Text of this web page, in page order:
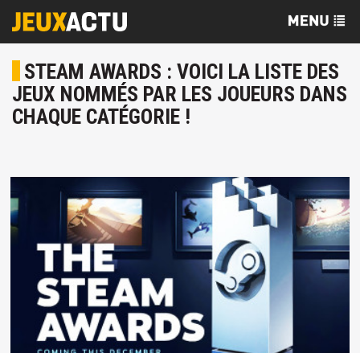
STEAM AWARDS : VOICI LA LISTE DES
JEUX NOMMÉS PAR LES JOUEURS DANS
CHAQUE CATÉGORIE !